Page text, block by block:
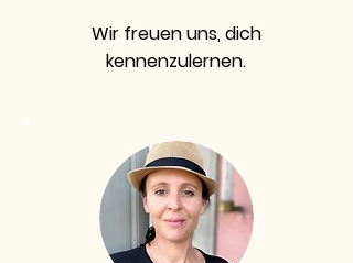
Wir freuen uns, dich
kennenzulernen.